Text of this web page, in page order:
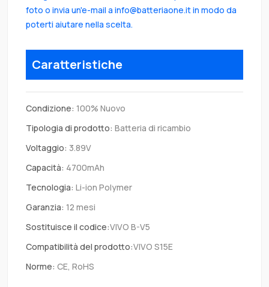
foto o invia un'e-mail a info@batteriaone.it in modo da
poterti aiutare nella scelta.
Caratteristiche
Condizione: 100% Nuovo
Tipologia di prodotto: Batteria di ricambio
Voltaggio: 3.89V
Capacità: 4700mAh
Tecnologia: Li-ion Polymer
Garanzia: 12 mesi
Sostituisce il codice:VIVO B-V5
Compatibilità del prodotto:VIVO S15E
Norme: CE, RoHS